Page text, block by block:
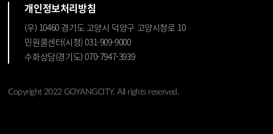
개인정보처리방침
(우) 10460 경기도 고양시 덕양구 고양시청로 10
민원콜센터(시청) 031-909-9000
수화상담(경기도) 070-7947-3939
Copyright 2022 GOYANGCITY. All rights reserved.